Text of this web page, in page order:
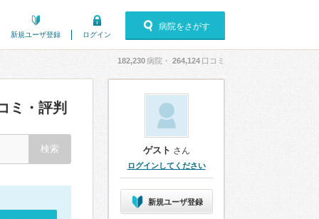
新規ユーザ登録 ログイン
病院をさがす
182,230病院・ 264,124 口コミ
ミ・評判
ゲスト さん
ログインしてください
新規ユーザ登録